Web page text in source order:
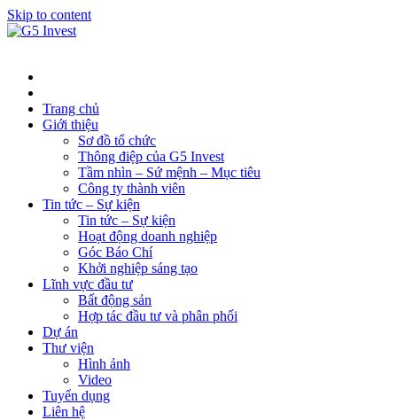
Skip to content
Trang chủ
Giới thiệu
Sơ đồ tổ chức
Thông điệp của G5 Invest
Tầm nhìn – Sứ mệnh – Mục tiêu
Công ty thành viên
Tin tức – Sự kiện
Tin tức – Sự kiện
Hoạt động doanh nghiệp
Góc Báo Chí
Khởi nghiệp sáng tạo
Lĩnh vực đầu tư
Bất động sản
Hợp tác đầu tư và phân phối
Dự án
Thư viện
Hình ảnh
Video
Tuyển dụng
Liên hệ